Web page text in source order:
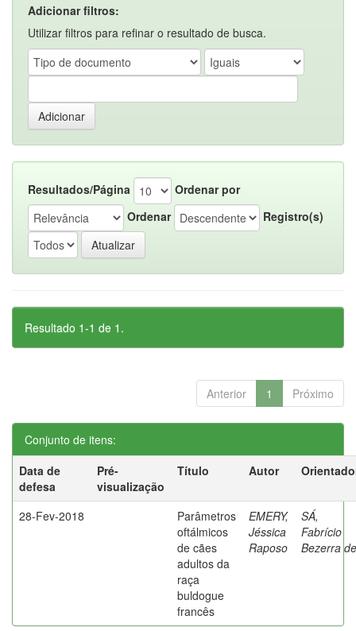
Adicionar filtros:
Utilizar filtros para refinar o resultado de busca.
Resultados/Página
Ordenar por
Ordenar
Registro(s)
Resultado 1-1 de 1.
Anterior 1 Próximo
Conjunto de itens:
Data de
defesa
Pré-
visualização
Título Autor
28-Fev-2018
Parâmetros
oftálmicos
de cães
adultos da
raça
buldogue
francês
EMERY,
Jéssica
Raposo
SÁ,
Fabrício
Bezerra de